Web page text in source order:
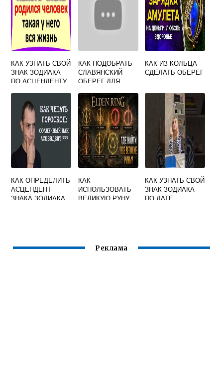
КАК УЗНАТЬ СВОЙ
ЗНАК ЗОДИАКА
ПО АСЦЕНДЕНТУ
КАК ПОДОБРАТЬ
СЛАВЯНСКИЙ
ОБЕРЕГ ДЛЯ
КАК ИЗ КОЛЬЦА
СДЕЛАТЬ ОБЕРЕГ
КАК ОПРЕДЕЛИТЬ
АСЦЕНДЕНТ
ЗНАКА ЗОДИАКА
КАК
ИСПОЛЬЗОВАТЬ
ВЕЛИКУЮ РУНУ
КАК УЗНАТЬ СВОЙ
ЗНАК ЗОДИАКА
ПО ДАТЕ
Реклама